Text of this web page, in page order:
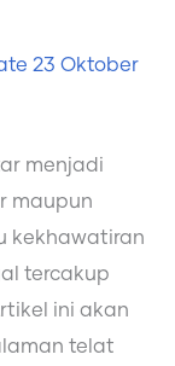
23 Oktober
menjadi
maupun
kekhawatiran
tercakup
ini akan
telat